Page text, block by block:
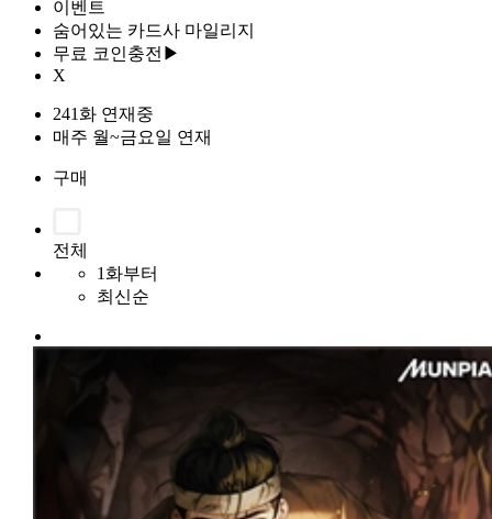
이벤트
숨어있는 카드사 마일리지
무료 코인충전▶
X
241화 연재중
매주 월~금요일 연재
구매
전체
1화부터
최신순